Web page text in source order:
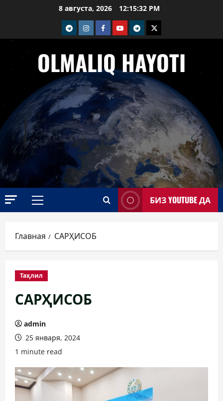
8 августа, 2026 12:15:33 PM
telegramInstagramFacebook
Youtubetelegram+
Twitter
OLMALIQ HAYOTI
Основное
БИЗ YOUTUBE ДА
Главная САРҲИСОБ
Таҳлил
САРҲИСОБ
admin
25 января, 2024
1 minute read